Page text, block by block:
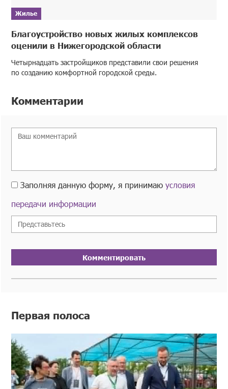
Жилье
Благоустройство новых жилых комплексов
оценили в Нижегородской области
Четырнадцать застройщиков представили свои решения
по созданию комфортной городской среды.
Комментарии
Заполняя данную форму, я принимаюусловия
передачи информации
Комментировать
Первая полоса